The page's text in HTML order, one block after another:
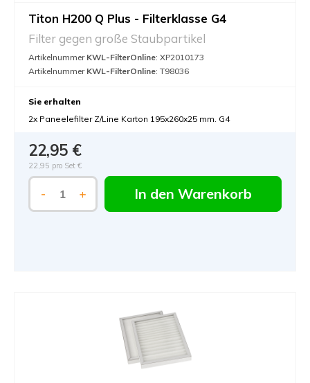
Titon H200 Q Plus - Filterklasse G4
Filter gegen große Staubpartikel
Artikelnummer KWL-FilterOnline: XP2010173
Artikelnummer KWL-FilterOnline: T98036
Sie erhalten
2x Paneelefilter Z/Line Karton 195x260x25 mm. G4
22,95 €
22,95 pro Set €
- + In den Warenkorb